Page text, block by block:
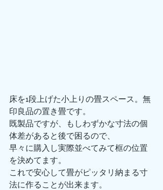
床を1段上げた小上りの畳スペース。無
印良品の置き畳です。
既製品ですが、もしわずかな寸法の個
体差があると後で困るので、
早々に購入し実際並べてみて框の位置
を決めてます。
これで安心して畳がピッタリ納まる寸
法に作ることが出来ます。